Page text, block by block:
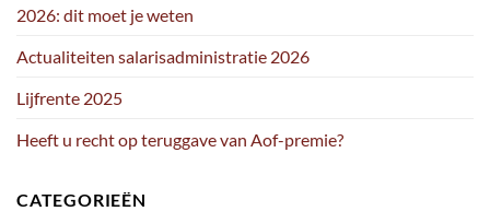
2026: dit moet je weten
Actualiteiten salarisadministratie 2026
Lijfrente 2025
Heeft u recht op teruggave van Aof-premie?
CATEGORIEËN